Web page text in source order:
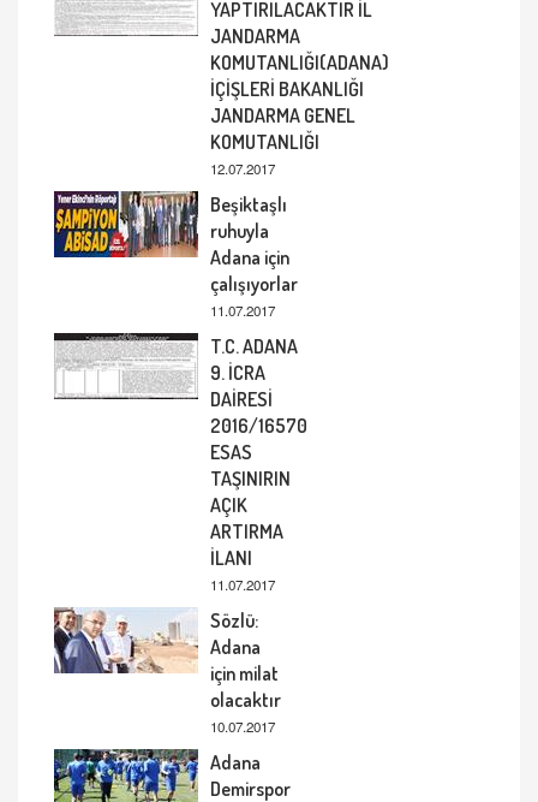
YAPTIRILACAKTIR İL
JANDARMA
KOMUTANLIĞI(ADANA)
İÇİŞLERİ BAKANLIĞI
JANDARMA GENEL
KOMUTANLIĞI
12.07.2017
Beşiktaşlı
ruhuyla
Adana için
çalışıyorlar
11.07.2017
T.C. ADANA
9. İCRA
DAİRESİ
2016/16570
ESAS
TAŞINIRIN
AÇIK
ARTIRMA
İLANI
11.07.2017
Sözlü:
Adana
için milat
olacaktır
10.07.2017
Adana
Demirspor